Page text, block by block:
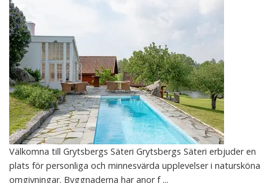
Välkomna till Grytsbergs Säteri Grytsbergs Säteri erbjuder en
plats för personliga och minnesvärda upplevelser i natursköna
omgivningar. Byggnaderna har anor f ...